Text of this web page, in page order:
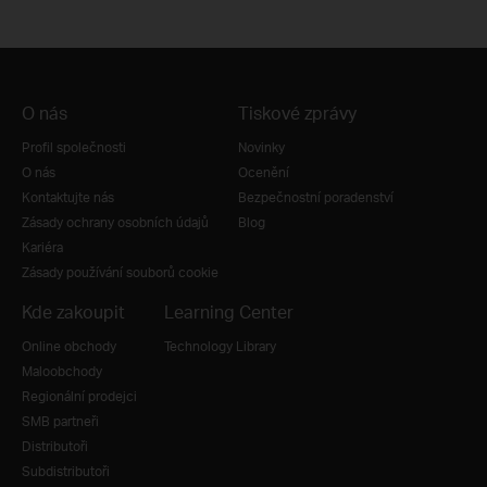
O nás
Profil společnosti
O nás
Kontaktujte nás
Zásady ochrany osobních údajů
Kariéra
Zásady používání souborů cookie
Tiskové zprávy
Novinky
Ocenění
Bezpečnostní poradenství
Blog
Kde zakoupit
Online obchody
Maloobchody
Regionální prodejci
SMB partneři
Distributoři
Subdistributoři
Learning Center
Technology Library